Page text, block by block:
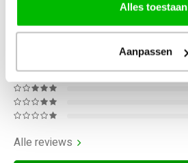
Alles toestaan
Aanpassen
BEOORDELINGEN
0Reviews
Alle reviews